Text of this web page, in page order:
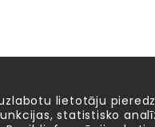
lietotāju
statistisko